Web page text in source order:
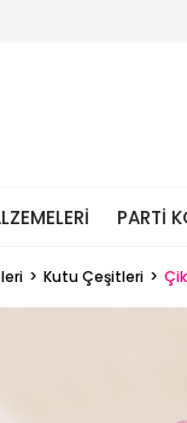
PARTI
Kutu Çeşitleri